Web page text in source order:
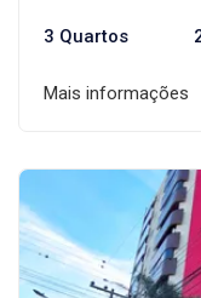
3 Quartos
Mais informações